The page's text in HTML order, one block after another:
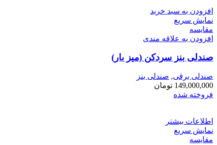
افزودن به سبد خرید
نمایش سریع
مقايسه
افزودن به علاقه مندی
صندلی بنز سردکن (میز بار)
صندلی برقی, صندلی بنز
149,000,000 تومان
فروخته شده
اطلاعات بیشتر
نمایش سریع
مقايسه